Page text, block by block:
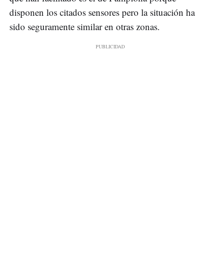
disponen los citados sensores pero la situación ha
sido seguramente similar en otras zonas.